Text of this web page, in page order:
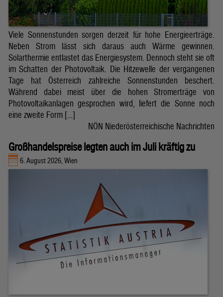
Viele Sonnenstunden sorgen derzeit für hohe Energieerträge.
Neben Strom lässt sich daraus auch Wärme gewinnen.
Solarthermie entlastet das Energiesystem. Dennoch steht sie oft
im Schatten der Photovoltaik. Die Hitzewelle der vergangenen
Tage hat Österreich zahlreiche Sonnenstunden beschert.
Während dabei meist über die hohen Stromerträge von
Photovoltaikanlagen gesprochen wird, liefert die Sonne noch
eine zweite Form […]
NÖN Niederösterreichische Nachrichten
Großhandelspreise legten auch im Juli kräftig zu
6. August 2026, Wien